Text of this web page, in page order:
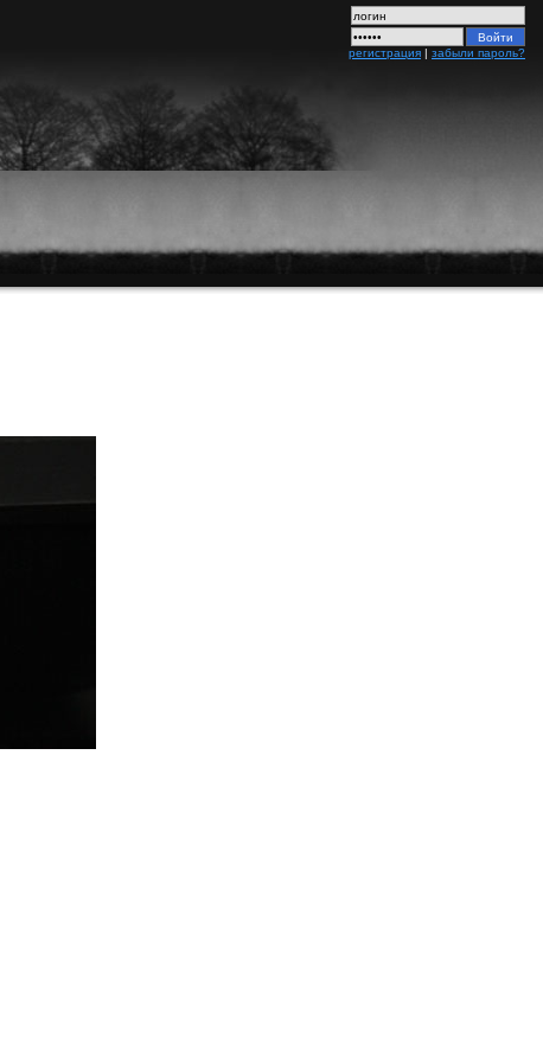
регистрация | забыли пароль?